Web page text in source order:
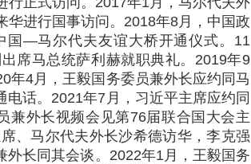
进行国事访问。2018年8月，中国政
国—马尔代夫友谊大桥开通仪式。11
席马总统萨利赫就职典礼。2019年9
年4月，王毅国务委员兼外长应约同马
话。2021年7月，习近平主席应约同
兼外长视频会见第76届联合国大会主
、马尔代夫外长沙希德访华，李克强
长同其会谈。2022年1月，王毅国务